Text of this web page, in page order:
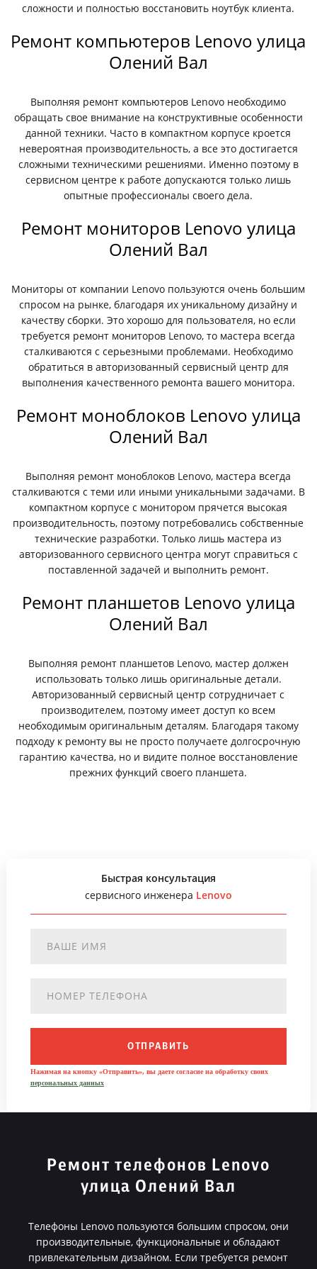
сложности и полностью восстановить ноутбук клиента.
Ремонт компьютеров Lenovo улица
Олений Вал
Выполняя ремонт компьютеров Lenovo необходимо
обращать свое внимание на конструктивные особенности
данной техники. Часто в компактном корпусе кроется
невероятная производительность, а все это достигается
сложными техническими решениями. Именно поэтому в
сервисном центре к работе допускаются только лишь
опытные профессионалы своего дела.
Ремонт мониторов Lenovo улица
Олений Вал
Мониторы от компании Lenovo пользуются очень большим
спросом на рынке, благодаря их уникальному дизайну и
качеству сборки. Это хорошо для пользователя, но если
требуется ремонт мониторов Lenovo, то мастера всегда
сталкиваются с серьезными проблемами. Необходимо
обратиться в авторизованный сервисный центр для
выполнения качественного ремонта вашего монитора.
Ремонт моноблоков Lenovo улица
Олений Вал
Выполняя ремонт моноблоков Lenovo, мастера всегда
сталкиваются с теми или иными уникальными задачами. В
компактном корпусе с монитором прячется высокая
производительность, поэтому потребовались собственные
технические разработки. Только лишь мастера из
авторизованного сервисного центра могут справиться с
поставленной задачей и выполнить ремонт.
Ремонт планшетов Lenovo улица
Олений Вал
Выполняя ремонт планшетов Lenovo, мастер должен
использовать только лишь оригинальные детали.
Авторизованный сервисный центр сотрудничает с
производителем, поэтому имеет доступ ко всем
необходимым оригинальным деталям. Благодаря такому
подходу к ремонту вы не просто получаете долгосрочную
гарантию качества, но и видите полное восстановление
прежних функций своего планшета.
Быстрая консультация
сервисного инженера Lenovo
ОТПРАВИТЬ
Нажимая на кнопку «Отправить», вы даете согласие на обработку своих
персональных данных
Ремонт телефонов Lenovo
улица Олений Вал
Телефоны Lenovo пользуются большим спросом, они
производительные, функциональные и обладают
привлекательным дизайном. Если требуется ремонт